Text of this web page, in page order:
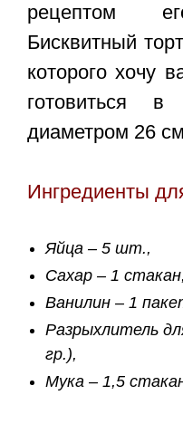
рецептом
Бисквитный
которого хочу
готовиться
диаметром 26
Ингредиенты
Яйца – 5 шт.,
Сахар – 1 стакан,
Ванилин – 1
Разрыхлитель
гр.),
Мука – 1,5